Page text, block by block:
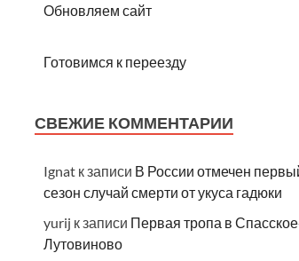
Обновляем сайт
Готовимся к переезду
СВЕЖИЕ КОММЕНТАРИИ
Ignat к записи В России отмечен
сезон случай смерти от укуса гадюки
yurij к записи Первая тропа в
Лутовиново